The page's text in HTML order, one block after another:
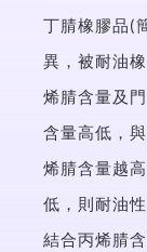
丁腈橡膠品(
異，被耐油
烯腈含量及
含量高低，
烯腈含量越
低，則耐油
結合丙烯腈